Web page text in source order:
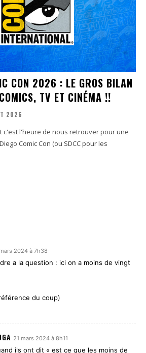
CON 2026 : LE GROS BILAN
TV ET CINÉMA !!
2026
c'est l'heure de nous retrouver pour une
Comic Con (ou SDCC pour les
2024 à 7h38
a la question : ici on a moins de vingt
référence du coup)
21 mars 2024 à 8h11
ils ont dit « est ce que les moins de